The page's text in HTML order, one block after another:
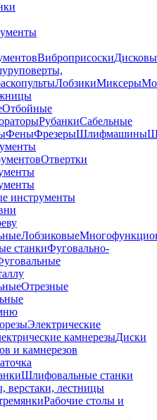
Виброприсоски
ЛобзикиМиксеры
Отбойные
РубанкиСабельные
ФеныФрезерыШлифмашины
Отвертки
инструменты
Лобзиковые
станкиФуговально-
Отрезные
Электрические
камнерезыДиски
и камнерезов
Шлифовальные станки
верстаки, лестницы
Рабочие столы и